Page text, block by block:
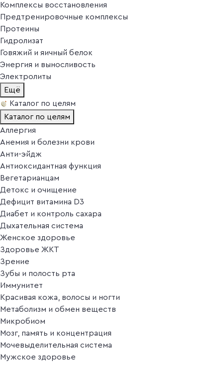
Комплексы восстановления
Предтренировочные комплексы
Протеины
Гидролизат
Говяжий и яичный белок
Энергия и выносливость
Электролиты
Ещё
Каталог по целям
Каталог по целям
Аллергия
Анемия и болезни крови
Анти-эйдж
Антиоксидантная функция
Вегетарианцам
Детокс и очищение
Дефицит витамина D3
Диабет и контроль сахара
Дыхательная система
Женское здоровье
Здоровье ЖКТ
Зрение
Зубы и полость рта
Иммунитет
Красивая кожа, волосы и ногти
Метаболизм и обмен веществ
Микробиом
Мозг, память и концентрация
Мочевыделительная система
Мужское здоровье